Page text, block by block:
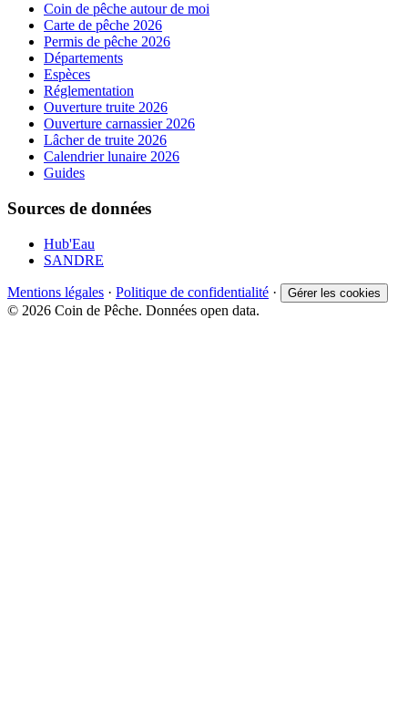
Coin de pêche autour de moi
Carte de pêche 2026
Permis de pêche 2026
Départements
Espèces
Réglementation
Ouverture truite 2026
Ouverture carnassier 2026
Lâcher de truite 2026
Calendrier lunaire 2026
Guides
Sources de données
Hub'Eau
SANDRE
Mentions légales · Politique de confidentialité · Gérer les cookies
© 2026 Coin de Pêche. Données open data.